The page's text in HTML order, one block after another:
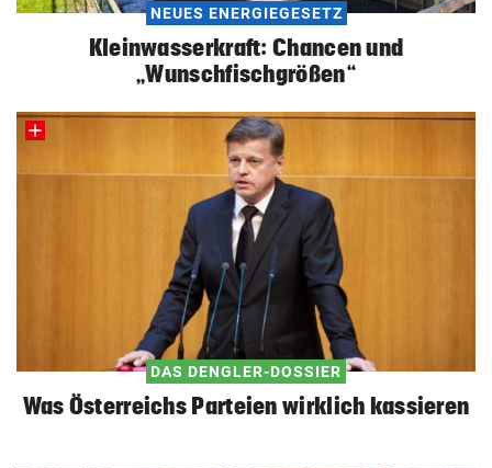
NEUES ENERGIEGESETZ
Kleinwasserkraft: Chancen und
„Wunschfischgrößen“
DAS DENGLER-DOSSIER
Was Österreichs Parteien wirklich kassieren